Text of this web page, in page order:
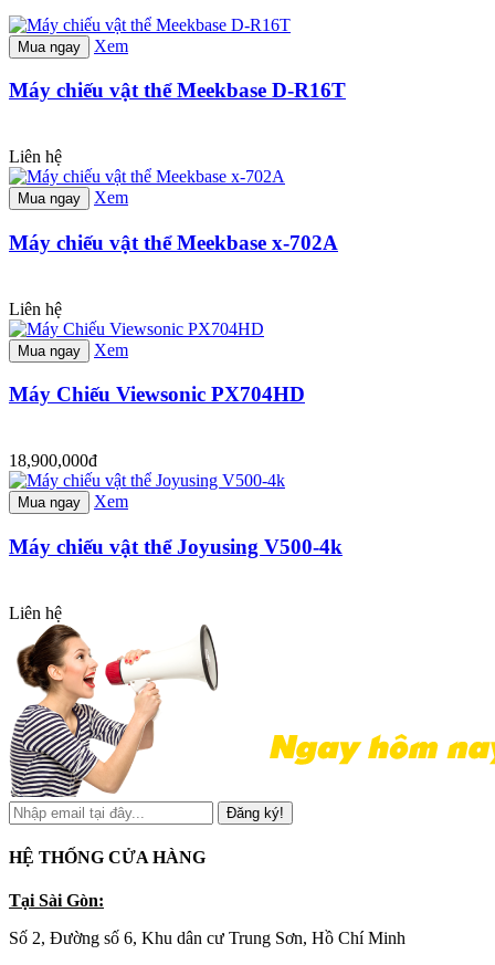
Mua ngay Xem
Máy chiếu vật thể Meekbase D-R16T
Liên hệ
Mua ngay Xem
Máy chiếu vật thể Meekbase x-702A
Liên hệ
Mua ngay Xem
Máy Chiếu Viewsonic PX704HD
18,900,000đ
Mua ngay Xem
Máy chiếu vật thể Joyusing V500-4k
Liên hệ
Đăng ký!
HỆ THỐNG CỬA HÀNG
Tại Sài Gòn:
Số 2, Đường số 6, Khu dân cư Trung Sơn, Hồ Chí Minh